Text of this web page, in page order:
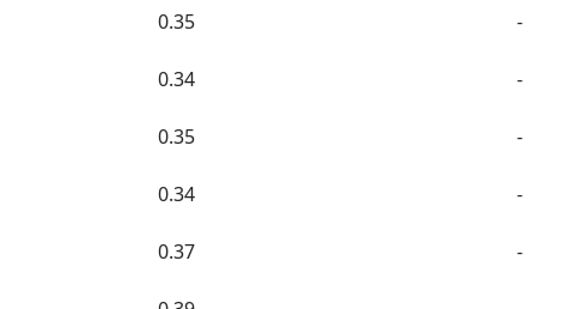
0.35 -
0.34 -
0.35 -
0.34 -
0.37 -